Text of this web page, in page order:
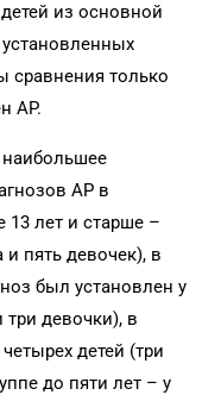
из основной
сравнения только
АР.
наибольшее
АР в
13 лет и старше –
и пять девочек), в
был установлен у
девочки), в
детей (три
до пяти лет – у